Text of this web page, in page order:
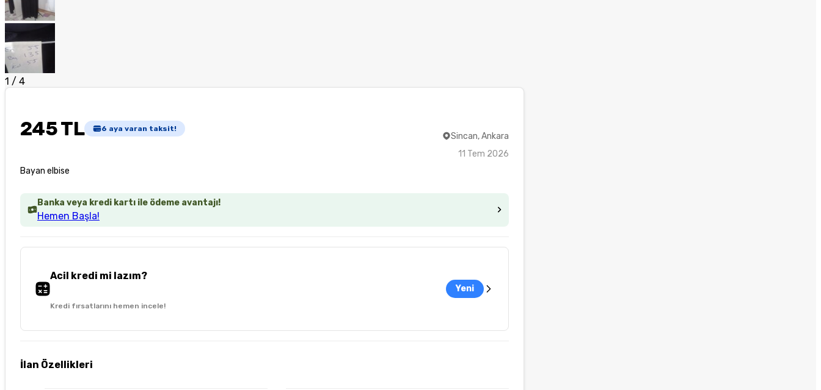
1 / 4
245 TL 6 aya varan taksit!
Bayan elbise
Sincan, Ankara
11 Tem 2026
Banka veya kredi kartı ile ödeme avantajı!
Hemen Başla!
Acil kredi mi lazım?
Kredi fırsatlarını hemen incele!
Yeni
İlan Özellikleri